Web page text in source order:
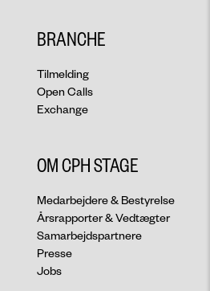
BRANCHE
Tilmelding
Open Calls
Exchange
OM CPH STAGE
Medarbejdere & Bestyrelse
Årsrapporter & Vedtægter
Samarbejdspartnere
Presse
Jobs